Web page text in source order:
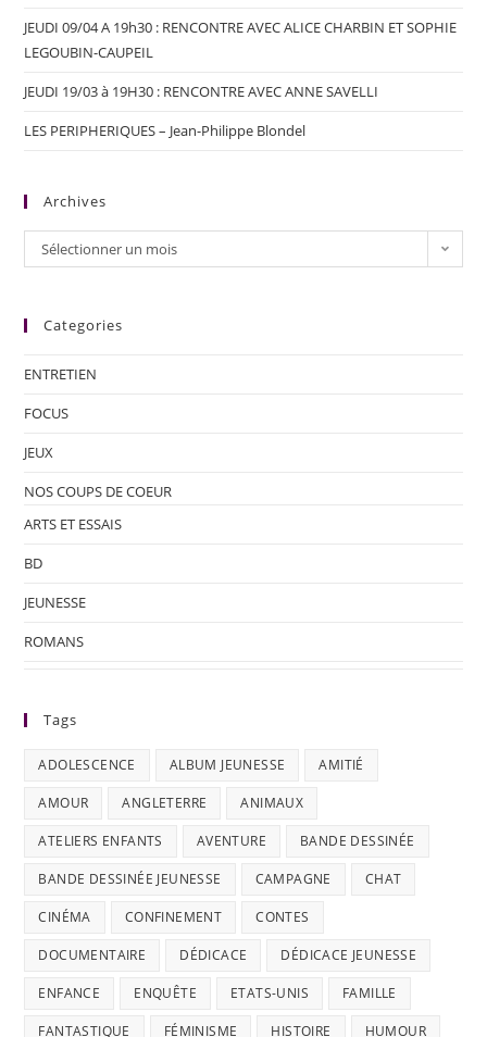
JEUDI 09/04 A 19h30 : RENCONTRE AVEC ALICE CHARBIN ET SOPHIE
LEGOUBIN-CAUPEIL
JEUDI 19/03 à 19H30 : RENCONTRE AVEC ANNE SAVELLI
LES PERIPHERIQUES – Jean-Philippe Blondel
Archives
Sélectionner un mois
Categories
ENTRETIEN
FOCUS
JEUX
NOS COUPS DE COEUR
ARTS ET ESSAIS
BD
JEUNESSE
ROMANS
Tags
ADOLESCENCE ALBUM JEUNESSE AMITIÉ
AMOUR ANGLETERRE ANIMAUX
ATELIERS ENFANTS AVENTURE BANDE DESSINÉE
BANDE DESSINÉE JEUNESSE CAMPAGNE CHAT
CINÉMA CONFINEMENT CONTES
DOCUMENTAIRE DÉDICACE DÉDICACE JEUNESSE
ENFANCE ENQUÊTE ETATS-UNIS FAMILLE
FANTASTIQUE FÉMINISME HISTOIRE HUMOUR